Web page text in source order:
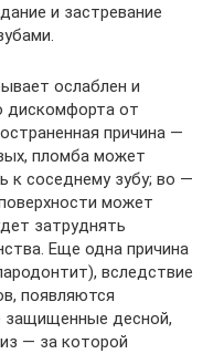
и застревание
ослаблен и
дискомфорта от
причина —
пломба может
к соседнему зубу; во —
может
затруднять
Еще одна причина
вследствие
появляются
защищенные десной,
— за которой